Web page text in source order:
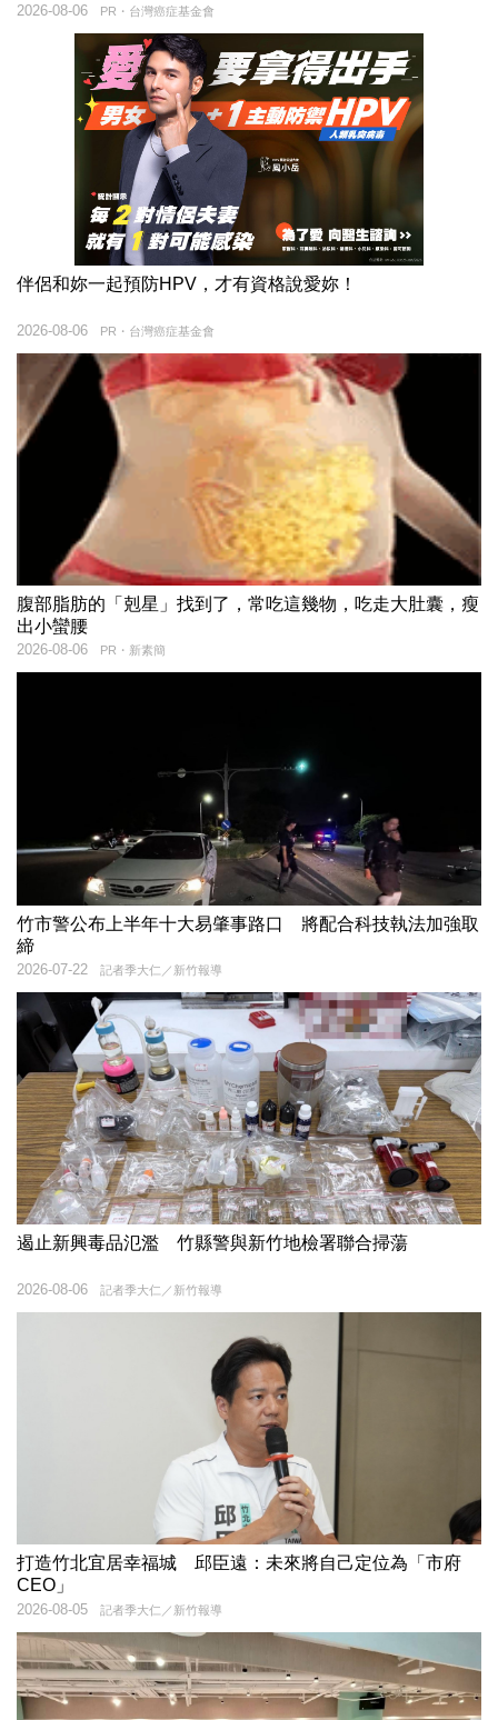
PR・台灣癌症基金會
2026-08-06
伴侶和妳一起預防HPV，才有資格說愛妳！
PR・台灣癌症基金會
2026-08-06
腹部脂肪的「剋星」找到了，常吃這幾物，吃走大肚囊，瘦
出小蠻腰
PR・新素簡
2026-08-06
竹市警公布上半年十大易肇事路口 將配合科技執法加強取
締
記者季大仁／新竹報導
2026-07-22
遏止新興毒品氾濫 竹縣警與新竹地檢署聯合掃蕩
記者季大仁／新竹報導
2026-08-06
打造竹北宜居幸福城 邱臣遠：未來將自己定位為「市府
CEO」
記者季大仁／新竹報導
2026-08-05